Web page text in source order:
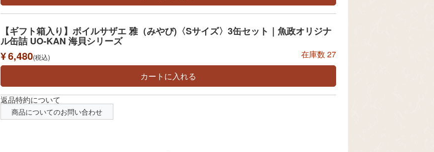
【ギフト箱入り】ボイルサザエ 雅（みやび)〈Sサイズ〉3缶セット｜魚政オリジナ
ル缶詰 UO-KAN 海貝シリーズ
¥6,480 税込 在庫数 27
カートに入れる
返品特約について
商品についてのお問い合わせ